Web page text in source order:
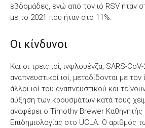
εβδομάδες, ενώ από τον ιό RSV ήταν
με το 2021 που ήταν στο 11%.
Οι κίνδυνοι
Και οι τρεις ιοί, ινφλουένζα, SARS-CoV-
αναπνευστικοί ιοί, μεταδίδονται με
άλλοι ιοί του αναπνευστικού και
αύξηση των κρουσμάτων κατά τους
αναφέρει ο Timothy Brewer Καθηγητής
Επιδημιολογίας στο UCLA. Ο αριθμός